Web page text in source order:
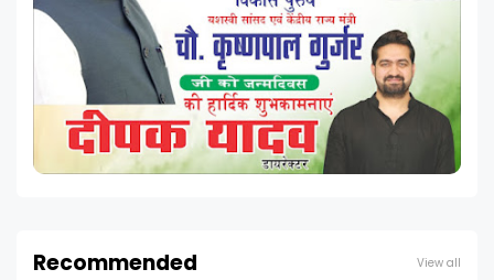
Recommended View all